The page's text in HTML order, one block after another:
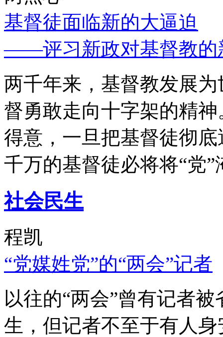
基督徒面临新的大逼迫
——评习新政对基督教的
两千年来，基督教发展
督勇敢走向十字架的精
得意，一旦把基督徒彻
千万的基督徒必将将“党”
社会民生
程凯
“党媒姓党”的“两会”记者
以往的“两会”曾有记者
生，但记者不至于有人